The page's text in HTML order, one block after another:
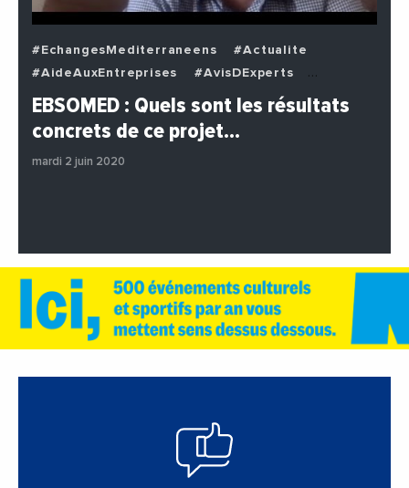
#EchangesMediterraneens
#Actualite
#AideAuxEntreprises
#AvisDExperts
#BuzzNews
#Decideurs
#Entreprises
#Institutions
EBSOMED : Quels sont les résultats
concrets de ce projet…
mardi 2 juin 2020